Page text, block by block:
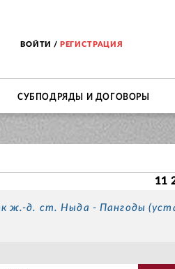
ВОЙТИ / РЕГИСТРАЦИЯ
СУБПОДРЯДЫ И ДОГОВОРЫ
11
ж.-д. ст. Ныда - Пангоды